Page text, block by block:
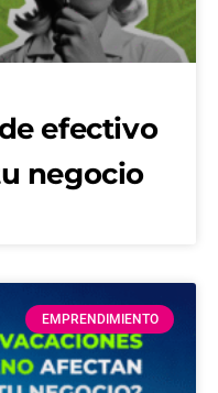
efectivo
negocio
EMPRENDIMIENTO